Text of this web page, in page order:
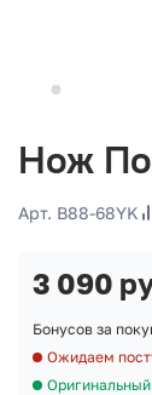
Нож
Арт. B88-68YK
3 090
Бонусов за
Ожидаем